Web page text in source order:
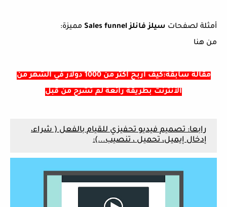
أمثلة لصفحات سيلز فانلز Sales funnel
مميزة:
من هنا
مقالة سابقة:كيف أربح أكثر من 1000 دولار في الشهر من
الأنترنت بطريقة رائعة لم تشرح من قبل
رابعا: تصميم فيديو تحفيزي للقيام بالفعل ( شراء،
إدخال إيميل، تحميل ، تنصيب...):